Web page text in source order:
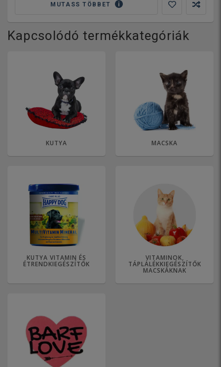
MUTASS TÖBBET
Kapcsolódó termékkategóriák
KUTYA MACSKA
KUTYA VITAMIN ÉS
ÉTRENDKIEGÉSZÍTŐK
VITAMINOK,
TÁPLÁLÉKKIEGÉSZÍTŐK
MACSKÁKNAK